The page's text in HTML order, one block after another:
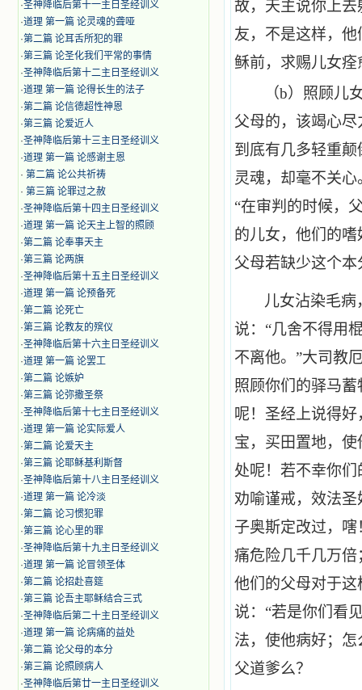
·圣神降临后第十一主日圣经训义
·道理 第一篇 论灵魂的聋哑
·第二篇 论耳舌所犯的罪
·第三篇 论圣化我们平常的事情
·圣神降临后第十二主日圣经训义
·道理 第一篇 论得长生的法子
·第二篇 论信德超性神恩
·第三篇 论爱近人
·圣神降临后第十三主日圣经训义
·道理 第一篇 论感谢主恩
· 第二篇 论公共祈祷
· 第三篇 论罪过之赦
·圣神降临后第十四主日圣经训义
·道理 第一篇 论天主上智的照顾
·第二篇 论奉事天主
·第三篇 论两旗
·圣神降临后第十五主日圣经训义
·道理 第一篇 论预备死
·第二篇 论死亡
·第三篇 论教友的殡仪
·圣神降临后第十六主日圣经训义
·道理 第一篇 论罢工
·第二篇 论嫉妒
·第三篇 论弥撒圣祭
·圣神降临后第十七主日圣经训义
·道理 第一篇 论实际爱人
·第二篇 论爱天主
·第三篇 论耶稣基利斯督
·圣神降临后第十八主日圣经训义
·道理 第一篇 论冷淡
·第二篇 论习惯犯罪
·第三篇 论心里的罪
·圣神降临后第十九主日圣经训义
·道理 第一篇 论冒领圣体
·第二篇 论招赴喜筵
·第三篇 论吾主耶稣结合三式
·圣神降临后第二十主日圣经训义
·道理 第一篇 论病痛的益处
·第二篇 论父母的本分
·第三篇 论照顾病人
·圣神降临后第廿一主日圣经训义
故，天主说你上
友，不是这样，
稣前，求赐儿女痊
（b） 照顾儿
父母的，该竭心
到底有几多轻重
灵魂，却毫不关
“在审判的时候，
的儿女，他们的
父母若缺少这个
儿女沾染毛
说：“几舍不得用
不离他。”大司教
照顾你们的驿马
呢！圣经上说得
宝，买田置地，
处呢！若不幸你
劝喻谨戒，效法
子奥斯定改过，
痛危险几千几万
他们的父母对于
说：“若是你们看
法，使他病好；
父道爹么？